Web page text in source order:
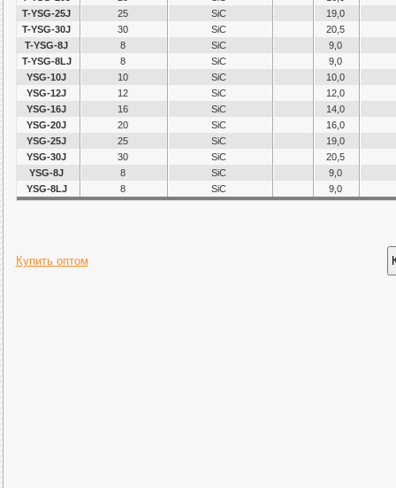
T-YSG-25J
25 SiC
19,0
T-YSG-30J
30 SiC
20,5
T-YSG-8J
8 SiC
9,0
T-YSG-8LJ
8 SiC
9,0
YSG-10J
10 SiC
10,0
YSG-12J
12 SiC
12,0
YSG-16J
16 SiC
14,0
YSG-20J
20 SiC
16,0
YSG-25J
25 SiC
19,0
YSG-30J
30 SiC
20,5
YSG-8J
8 SiC
9,0
YSG-8LJ
8 SiC 9,0
Купить оптом